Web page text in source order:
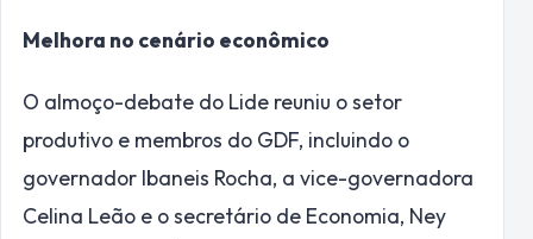
Melhora no cenário econômico
O almoço-debate do Lide reuniu o setor
produtivo e membros do GDF, incluindo o
governador Ibaneis Rocha, a vice-governadora
Celina Leão e o secretário de Economia, Ney